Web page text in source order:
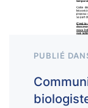
PUBLIÉ